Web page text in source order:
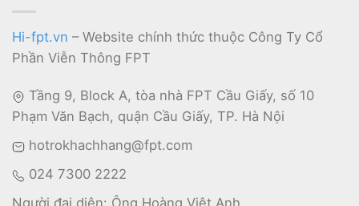
Hi-fpt.vn – Website chính thức thuộc Công Ty Cổ
Phần Viễn Thông FPT
Tầng 9, Block A, tòa nhà FPT Cầu Giấy, số 10
Phạm Văn Bạch, quận Cầu Giấy, TP. Hà Nội
hotrokhachhang@fpt.com
024 7300 2222